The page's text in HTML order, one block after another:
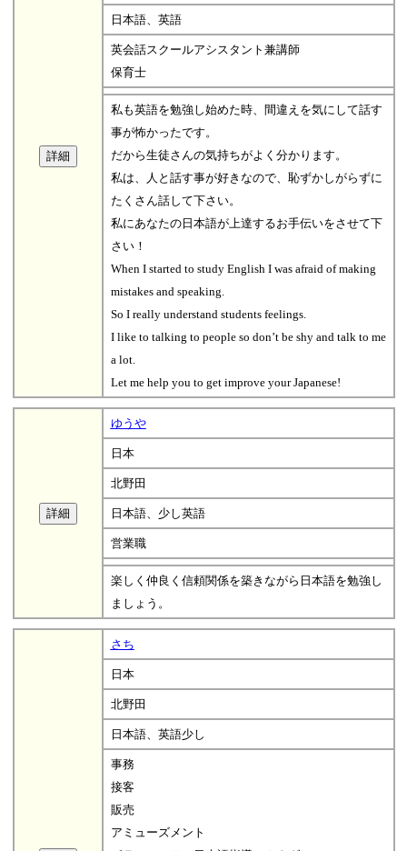
日本語、英語
英会話スクールアシスタント兼講師
保育士
私も英語を勉強し始めた時、間違えを気にして話す
事が怖かったです。
だから生徒さんの気持ちがよく分かります。
私は、人と話す事が好きなので、恥ずかしがらずに
たくさん話して下さい。
私にあなたの日本語が上達するお手伝いをさせて下
さい！
When I started to study English I was afraid of making
mistakes and speaking.
So I really understand students feelings.
I like to talking to people so don’t be shy and talk to me
a lot.
Let me help you to get improve your Japanese!
ゆうや
日本
北野田
日本語、少し英語
営業職
楽しく仲良く信頼関係を築きながら日本語を勉強し
ましょう。
さち
日本
北野田
日本語、英語少し
事務
接客
販売
アミューズメント